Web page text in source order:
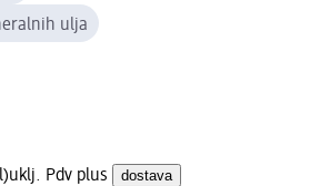
ulja
uklj. Pdv plus dostava